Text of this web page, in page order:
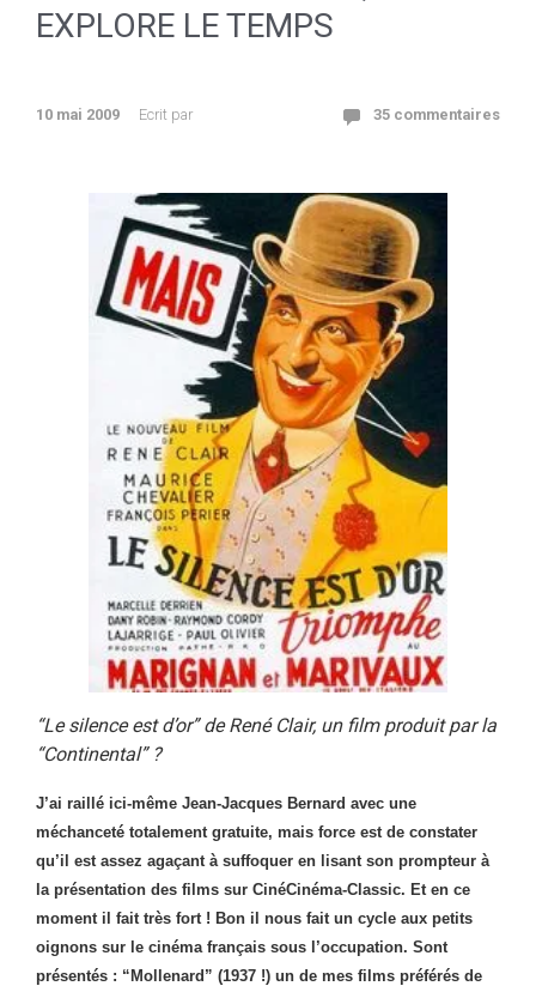
EXPLORE LE TEMPS
10 mai 2009 Ecrit par 35 commentaires
“Le silence est d’or” de René Clair, un film produit par la
“Continental” ?
J’ai raillé ici-même Jean-Jacques Bernard avec une
méchanceté totalement gratuite, mais force est de constater
qu’il est assez agaçant à suffoquer en lisant son prompteur à
la présentation des films sur CinéCinéma-Classic. Et en ce
moment il fait très fort ! Bon il nous fait un cycle aux petits
oignons sur le cinéma français sous l’occupation. Sont
présentés : “Mollenard” (1937 !) un de mes films préférés de